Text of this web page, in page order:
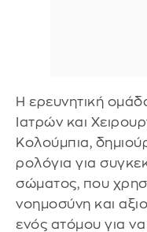
Η ερευνητική
Ιατρών και
Κολούμπια,
ρολόγια για
σώματος, που
νοημοσύνη και
ενός ατόμου για